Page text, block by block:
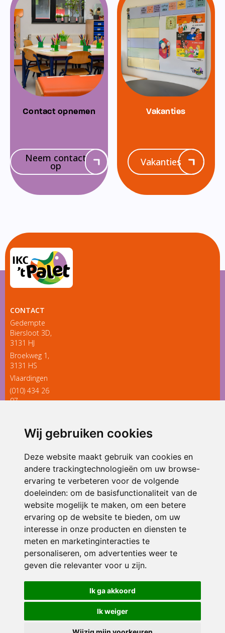
Wij gebruiken cookies
Deze website maakt gebruik van cookies en
andere trackingtechnologieën om uw browse-
ervaring te verbeteren voor de volgende
doeleinden: om de basisfunctionaliteit van de
website mogelijk te maken, om een betere
ervaring op de website te bieden, om uw
interesse in onze producten en diensten te
meten en marketinginteracties te
personaliseren, om advertenties weer te
geven die relevanter voor u zijn.
Ik ga akkoord
Ik weiger
Contact opnemen
Neem contact
op
Vakanties
Vakanties
CONTACT
Gedempte
Biersloot 3D,
3131 HJ
Broekweg 1,
3131 HS
Vlaardingen
(010) 434 26
97
ONDERDEEL VAN
© 2026 IKC ’t Palet | Alle rechten voorbehouden
Privacy policy|Disclaimer| Klachtenregeling|RSIN en Anbi
voorkeuren
Crealisatie The MindOffice